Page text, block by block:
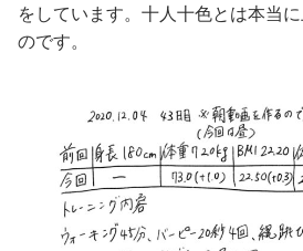
をしています。十人十色とは本当
のです。